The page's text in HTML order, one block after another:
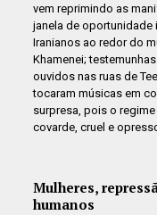
vem reprimindo as
janela de oportunidade
Iranianos ao redor do
Khamenei;
ouvidos nas ruas de
tocaram músicas em
surpresa, pois o
covarde, cruel e
Mulheres,
humanos